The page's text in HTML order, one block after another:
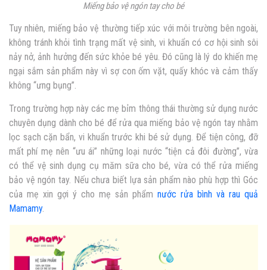
Miếng bảo vệ ngón tay cho bé
Tuy nhiên, miếng bảo vệ thường tiếp xúc với môi trường bên ngoài,
không tránh khỏi tình trạng mất vệ sinh, vi khuẩn có cơ hội sinh sôi
nảy nở, ảnh hưởng đến sức khỏe bé yêu. Đó cũng là lý do khiến mẹ
ngại sắm sản phẩm này vì sợ con ốm vặt, quấy khóc và cảm thấy
không “ưng bụng”.
Trong trường hợp này các mẹ bỉm thông thái thường sử dụng nước
chuyên dụng dành cho bé để rửa qua miếng bảo vệ ngón tay nhằm
lọc sạch cặn bẩn, vi khuẩn trước khi bé sử dụng. Để tiện công, đỡ
mất phí mẹ nên “ưu ái” những loại nước “tiện cả đôi đường”, vừa
có thể vệ sinh dụng cụ măm sữa cho bé, vừa có thể rửa miếng
bảo vệ ngón tay. Nếu chưa biết lựa sản phẩm nào phù hợp thì Góc
của mẹ xin gợi ý cho mẹ sản phẩm nước rửa bình và rau quả
Mamamy.